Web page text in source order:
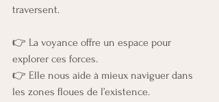
traversent.
👉 La voyance offre un espace pour
explorer ces forces.
👉 Elle nous aide à mieux naviguer dans
les zones floues de l’existence.